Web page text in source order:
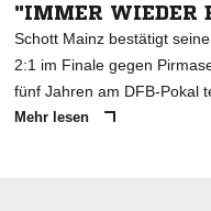
"IMMER WIEDER
Schott Mainz bestätigt
2:1 im Finale gegen
fünf Jahren am DFB-Pokal
Mehr lesen